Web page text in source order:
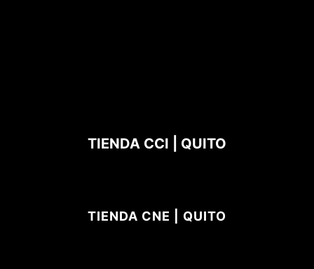
TIENDA CCI | QUITO
TIENDA CNE | QUITO